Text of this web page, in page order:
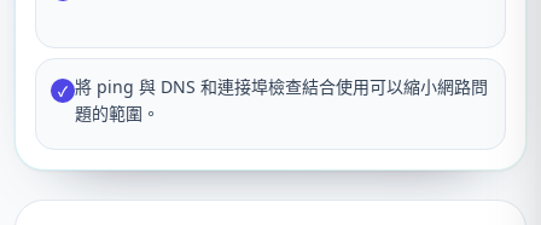
✓ 將 ping 與 DNS 和連接埠檢查結合使用可以縮小網路問
題的範圍。